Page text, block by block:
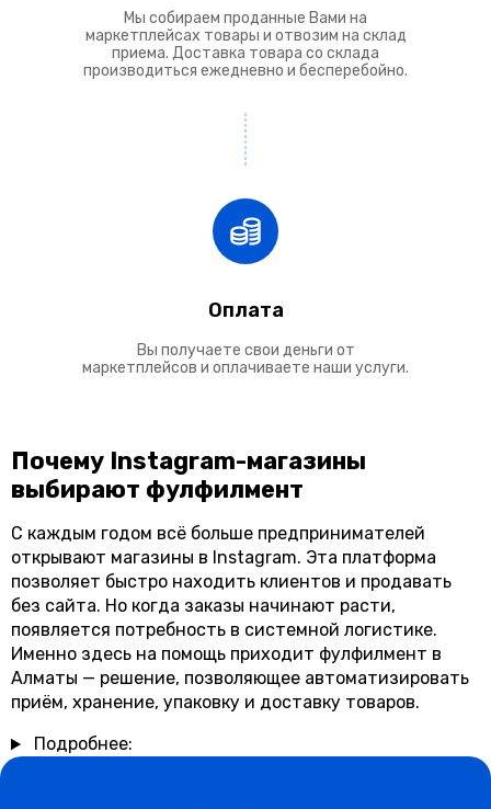
Мы собираем проданные Вами на
маркетплейсах товары и отвозим на склад
приема. Доставка товара со склада
производиться ежедневно и бесперебойно.
Оплата
Вы получаете свои деньги от
маркетплейсов и оплачиваете наши услуги.
Почему Instagram-магазины
выбирают фулфилмент
С каждым годом всё больше предпринимателей
открывают магазины в Instagram. Эта платформа
позволяет быстро находить клиентов и продавать
без сайта. Но когда заказы начинают расти,
появляется потребность в системной логистике.
Именно здесь на помощь приходит фулфилмент в
Алматы — решение, позволяющее автоматизировать
приём, хранение, упаковку и доставку товаров.
Подробнее: